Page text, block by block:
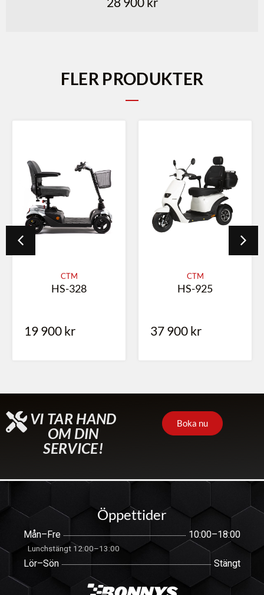
FLER PRODUKTER
CTM
HS-328
19 900 kr
CTM
HS-925
37 900 kr
VI TAR HAND
OM DIN
SERVICE!
Boka nu
Öppettider
Mån–Fre 10:00–18:00
Lunchstängt 12:00–13:00
Lör–Sön Stängt